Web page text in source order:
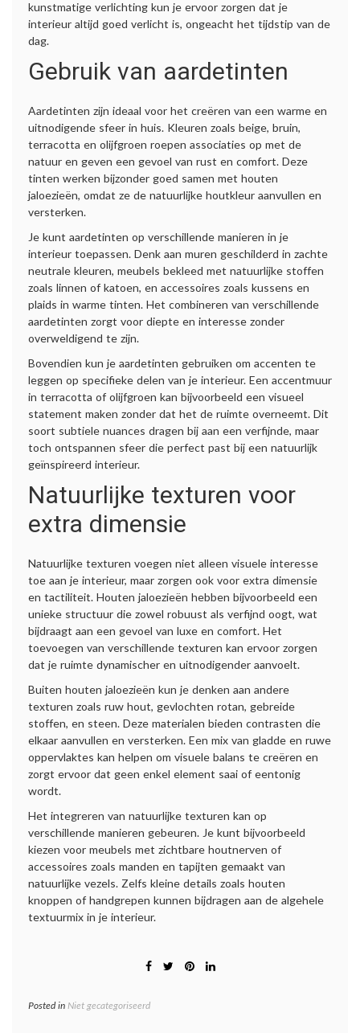
kunstmatige verlichting kun je ervoor zorgen dat je
interieur altijd goed verlicht is, ongeacht het tijdstip van de
dag.
Gebruik van aardetinten
Aardetinten zijn ideaal voor het creëren van een warme en
uitnodigende sfeer in huis. Kleuren zoals beige, bruin,
terracotta en olijfgroen roepen associaties op met de
natuur en geven een gevoel van rust en comfort. Deze
tinten werken bijzonder goed samen met houten
jaloezieën, omdat ze de natuurlijke houtkleur aanvullen en
versterken.
Je kunt aardetinten op verschillende manieren in je
interieur toepassen. Denk aan muren geschilderd in zachte
neutrale kleuren, meubels bekleed met natuurlijke stoffen
zoals linnen of katoen, en accessoires zoals kussens en
plaids in warme tinten. Het combineren van verschillende
aardetinten zorgt voor diepte en interesse zonder
overweldigend te zijn.
Bovendien kun je aardetinten gebruiken om accenten te
leggen op specifieke delen van je interieur. Een accentmuur
in terracotta of olijfgroen kan bijvoorbeeld een visueel
statement maken zonder dat het de ruimte overneemt. Dit
soort subtiele nuances dragen bij aan een verfijnde, maar
toch ontspannen sfeer die perfect past bij een natuurlijk
geïnspireerd interieur.
Natuurlijke texturen voor
extra dimensie
Natuurlijke texturen voegen niet alleen visuele interesse
toe aan je interieur, maar zorgen ook voor extra dimensie
en tactiliteit. Houten jaloezieën hebben bijvoorbeeld een
unieke structuur die zowel robuust als verfijnd oogt, wat
bijdraagt aan een gevoel van luxe en comfort. Het
toevoegen van verschillende texturen kan ervoor zorgen
dat je ruimte dynamischer en uitnodigender aanvoelt.
Buiten houten jaloezieën kun je denken aan andere
texturen zoals ruw hout, gevlochten rotan, gebreide
stoffen, en steen. Deze materialen bieden contrasten die
elkaar aanvullen en versterken. Een mix van gladde en ruwe
oppervlaktes kan helpen om visuele balans te creëren en
zorgt ervoor dat geen enkel element saai of eentonig
wordt.
Het integreren van natuurlijke texturen kan op
verschillende manieren gebeuren. Je kunt bijvoorbeeld
kiezen voor meubels met zichtbare houtnerven of
accessoires zoals manden en tapijten gemaakt van
natuurlijke vezels. Zelfs kleine details zoals houten
knoppen of handgrepen kunnen bijdragen aan de algehele
textuurmix in je interieur.
Posted in Niet gecategoriseerd